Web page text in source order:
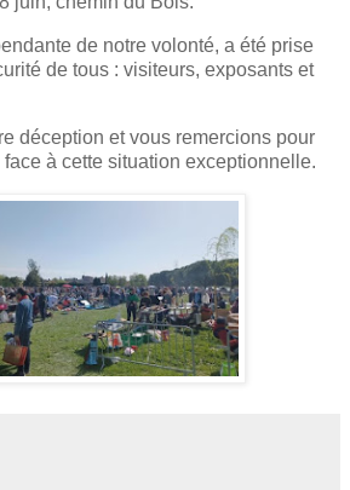
de notre volonté, a été prise
de tous : visiteurs, exposants et
déception et vous remercions pour
à cette situation exceptionnelle.